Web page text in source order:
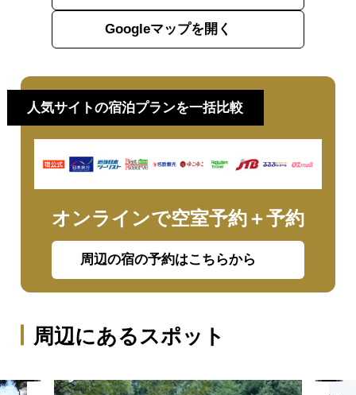
Googleマップを開く
人気サイトの宿泊プランを一括比較
オンラインで空室予約＋予約
周辺の宿の予約はこちらから
周辺にあるスポット